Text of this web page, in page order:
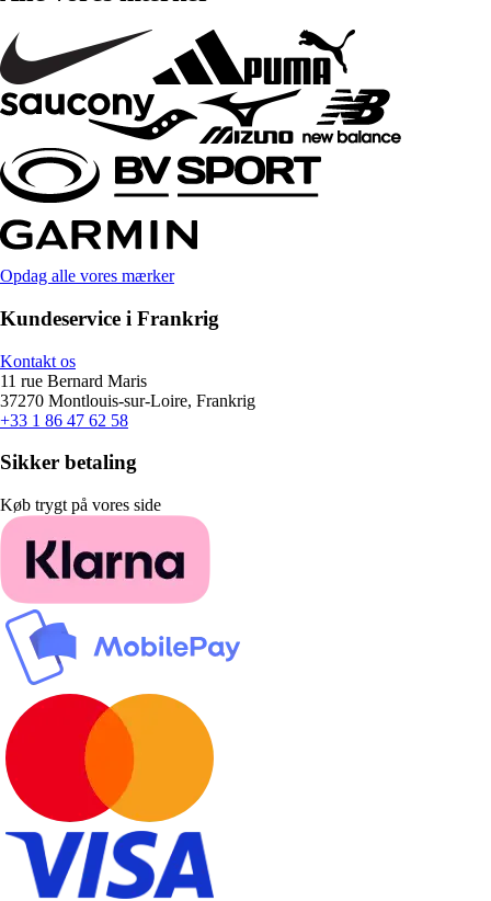
Opdag alle vores mærker
Kundeservice i Frankrig
Kontakt os
11 rue Bernard Maris
37270 Montlouis-sur-Loire, Frankrig
+33 1 86 47 62 58
Sikker betaling
Køb trygt på vores side